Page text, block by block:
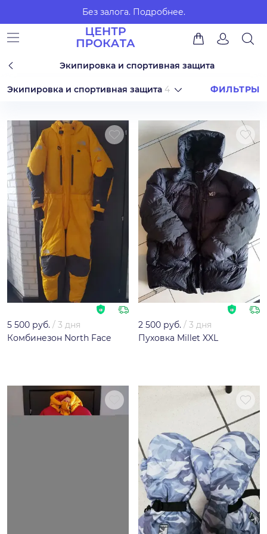
Без залога. Подробнее.
Экипировка и спортивная защита
Экипировка и спортивная защита 4 ФИЛЬТРЫ
5 500 руб. / 3 дня
Комбинезон North Face
2 500 руб. / 3 дня
Пуховка Millet XXL